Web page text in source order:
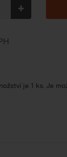
+
je 1 ks. Je